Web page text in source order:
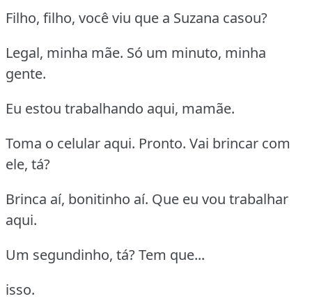
Filho, filho, você viu que a Suzana casou?
Legal, minha mãe. Só um minuto, minha
gente.
Eu estou trabalhando aqui, mamãe.
Toma o celular aqui. Pronto. Vai brincar com
ele, tá?
Brinca aí, bonitinho aí. Que eu vou trabalhar
aqui.
Um segundinho, tá? Tem que...
isso.